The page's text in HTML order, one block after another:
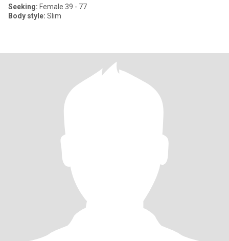
Seeking: Female 39 - 77
Body style: Slim